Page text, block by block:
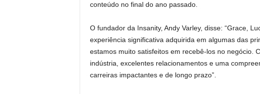
conteúdo no final do ano passado.
O fundador da Insanity, Andy Varley, disse: “Grace,
experiência significativa adquirida em algumas das
estamos muito satisfeitos em recebê-los no negócio.
indústria, excelentes relacionamentos e uma
carreiras impactantes e de longo prazo”.